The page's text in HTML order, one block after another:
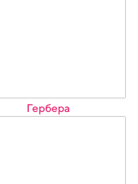
Гербера